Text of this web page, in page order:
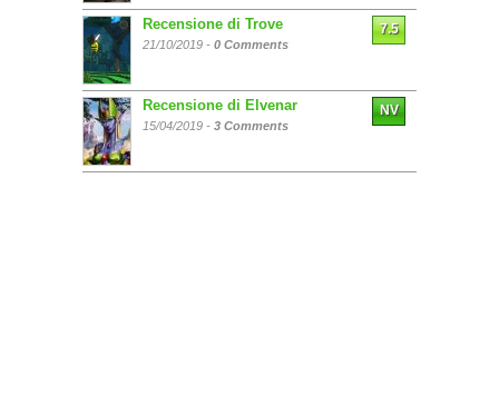
Recensione di Trove
21/10/2019 - 0 Comments
7.5
Recensione di Elvenar
15/04/2019 - 3 Comments
NV